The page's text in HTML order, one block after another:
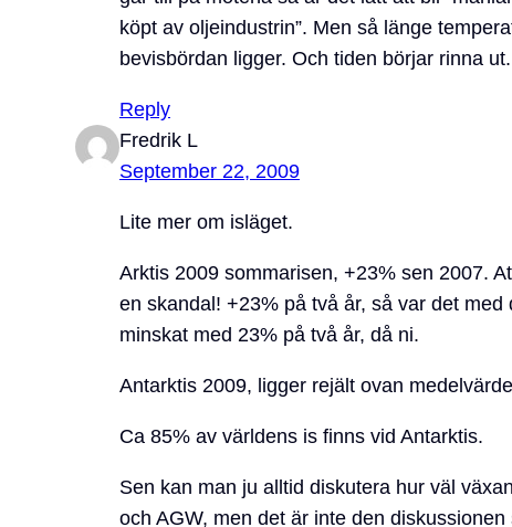
köpt av oljeindustrin”. Men så länge
bevisbördan ligger. Och tiden börjar rinna ut.
Reply
Fredrik L
September 22, 2009
Lite mer om isläget.
Arktis 2009 sommarisen, +23% sen 2007.
en skandal! +23% på två år, så var det
minskat med 23% på två år, då ni.
Antarktis 2009, ligger rejält ovan
Ca 85% av världens is finns vid Antarktis.
Sen kan man ju alltid diskutera hur väl
och AGW, men det är inte den